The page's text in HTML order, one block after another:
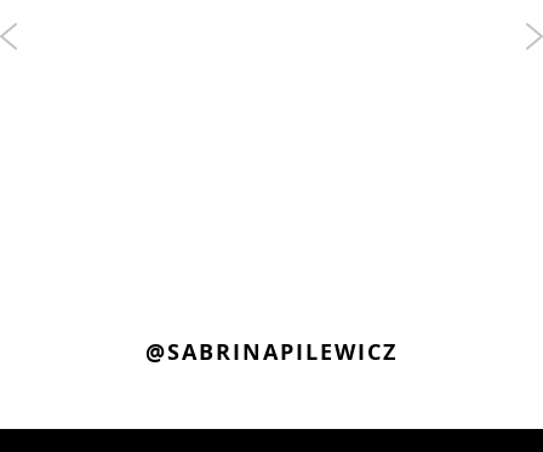
@SABRINAPILEWICZ